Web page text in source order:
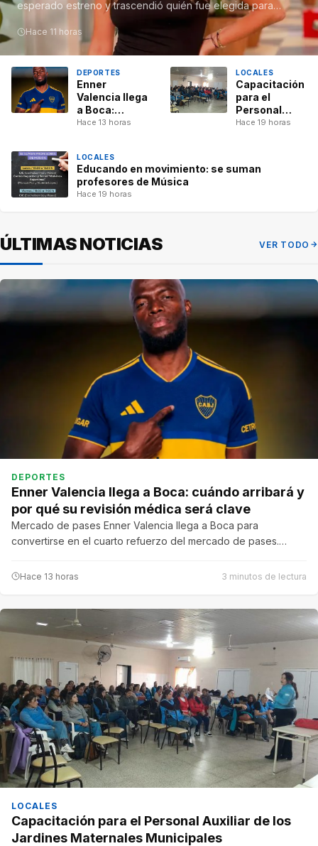
esperado estreno y trascendió quién fue elegida para
recrear distintas escenas…
Hace 11 horas
DEPORTES
Enner
Valencia llega
a Boca:
cuándo
revisión
médica será
clave
Hace 13 horas
LOCALES
Capacitación
para el
Personal
Auxiliar de
Hace 19 horas
LOCALES
Educando en movimiento: se suman
profesores de Música
Hace 19 horas
ÚLTIMAS NOTICIAS VER TODO
DEPORTES
Enner Valencia llega a Boca: cuándo arribará y
por qué su revisión médica será clave
Mercado de pases Enner Valencia llega a Boca para
convertirse en el cuarto refuerzo del mercado de pases.…
Hace 13 horas 3 minutos de lectura
LOCALES
Capacitación para el Personal Auxiliar de los
Jardines Maternales Municipales